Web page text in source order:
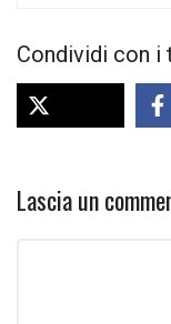
Condividi con i
Lascia un